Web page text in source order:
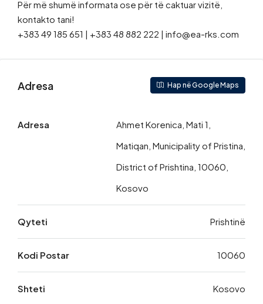
Për më shumë informata ose për të caktuar vizitë,
kontakto tani!
+383 49 185 651 | +383 48 882 222 | info@ea-rks.com
Adresa Hap në Google Maps
Adresa
Ahmet Korenica, Mati 1,
Matiqan, Municipality of Pristina,
District of Prishtina, 10060,
Kosovo
Qyteti Prishtinë
Kodi Postar 10060
Shteti Kosovo